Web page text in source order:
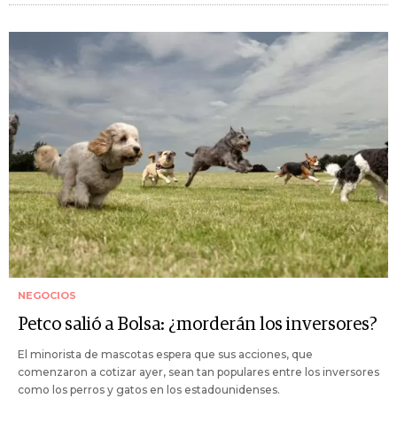
NEGOCIOS
Petco salió a Bolsa: ¿morderán los inversores?
El minorista de mascotas espera que sus acciones, que
comenzaron a cotizar ayer, sean tan populares entre los inversores
como los perros y gatos en los estadounidenses.